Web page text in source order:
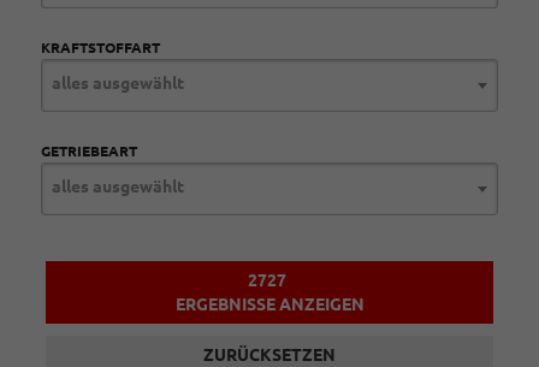
KRAFTSTOFFART
alles ausgewählt
GETRIEBEART
alles ausgewählt
2727
ERGEBNISSE ANZEIGEN
ZURÜCKSETZEN